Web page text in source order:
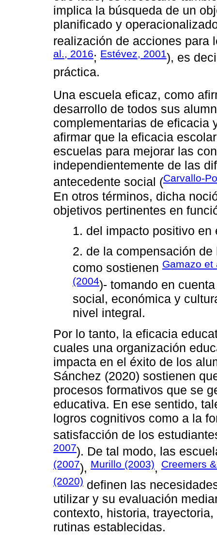
implica la búsqueda de un
planificado y
realización de acciones para
al., 2016; Estévez, 2001), es
práctica.
Una escuela eficaz, como
desarrollo de todos sus
complementarias de eficacia
afirmar que la eficacia
escuelas para mejorar las
independientemente de las
antecedente social (Carvallo-
En otros términos, dicha
objetivos pertinentes en
1. del impacto positivo
2. de la compensación
como sostienen Gamazo et
(2004)- tomando en
social, económica y
nivel integral.
Por lo tanto, la eficacia
cuales una organización
impacta en el éxito de los
Sánchez (2020) sostienen
procesos formativos que se
educativa. En ese sentido,
logros cognitivos como a la
satisfacción de los
2007). De tal modo, las
(2007), Murillo (2003), Creemers
(2020) definen las
utilizar y su evaluación
contexto, historia,
rutinas establecidas.